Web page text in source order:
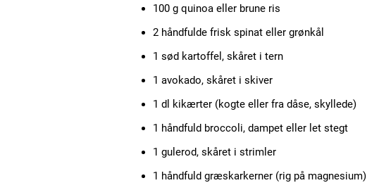
Free limited access
Gratis / forever
Etiam est nibh, lobortis sit
100 g quinoa eller brune ris
2 håndfulde frisk spinat eller grønkål
1 sød kartoffel, skåret i tern
1 avokado, skåret i skiver
1 dl kikærter (kogte eller fra dåse, skyllede)
1 håndfuld broccoli, dampet eller let stegt
1 gulerod, skåret i strimler
1 håndfuld græskarkerner (rig på magnesium)